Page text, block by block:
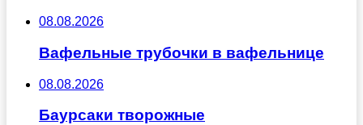
08.08.2026
Вафельные трубочки в вафельнице
08.08.2026
Баурсаки творожные